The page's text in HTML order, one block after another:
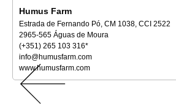
Humus Farm
Estrada de Fernando Pó, CM 1038, CCI 2522
2965-565 Águas de Moura
(+351) 265 103 316*
info@humusfarm.com
www.humusfarm.com